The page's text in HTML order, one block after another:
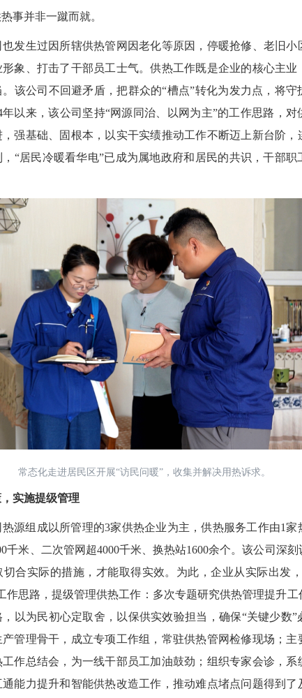
并非一蹴而就。
生过因所辖供热管网 因老化等原因， 停暖抢修、老旧小
象、打击了干部员工士气。供热工作既是企业的核心主业
该公司不回避矛盾，把群众的“槽点”转化为发力点，将守
以来，该公司坚持“网源同治、以网为主”的工作思路，对
强基础、固根本，以实干实绩推动工作不断迈上新台阶，
“居民冷暖看华电”已成为属地政府和居民的共识，干部职
常态化走进居民区开展“访民问暖”，收集并解决用热诉求。
实施提级管理
源组成以所管理的3家供热企业为主，供热服务工作由1家
千米、二次管网 超4000千米、换热站1600余个。该公司深
合实际的措施，才能取得实效。为此，企业从实际出发
作思路，提级管理供热工作：多次专题研究供热管理提升工
以为民初心定取舍，以保供实效验担当，确保“关键少数”
管理骨干，成立专项工作组，常驻供热管网检修现场；主
作总结会，为一线干部员工加油鼓劲；组织专家会诊，系
能力提升和智能供热改造工作，推动难点堵点问题得到了